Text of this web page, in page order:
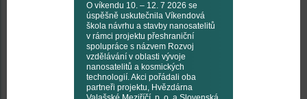
O víkendu 10. – 12. 7 2026 se
úspěšně uskutečnila Víkendová
škola návrhu a stavby nanosatelitů
v rámci projektu přeshraniční
spolupráce s názvem Rozvoj
vzdělávání v oblasti vývoje
nanosatelitů a kosmických
technologií. Akci pořádali oba
partneři projektu, Hvězdárna